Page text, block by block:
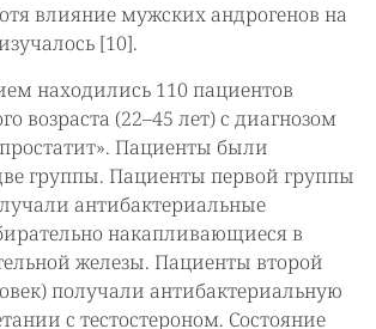
влияние мужских андрогенов на
[10].
находились 110 пациентов
возраста (22–45 лет) с диагнозом
Пациенты были
группы. Пациенты первой группы
антибактериальные
накапливающиеся в
железы. Пациенты второй
получали антибактериальную
с тестостероном. Состояние